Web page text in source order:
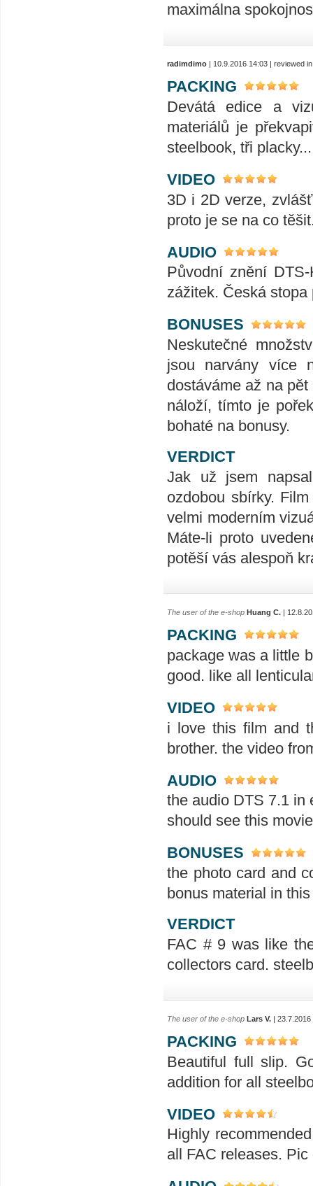
maximálna
radimdimo | 10.9.2016 14:03 | reviewed
PACKING
Devátá edice a
materiálů je
steelbook, tři
VIDEO
3D i 2D verze,
proto je se na co
AUDIO
Původní znění
zážitek. Česká
BONUSES
Neskutečné
jsou narvány více
dostáváme až na
náloží, tímto je
bohaté na bonusy.
VERDICT
Jak už jsem
ozdobou sbírky.
velmi moderním
Máte-li proto
potěší vás alespoň
The user of the e-shop Huang C. |
PACKING
package was a little
good. like all
VIDEO
i love this film and
brother. the video
AUDIO
the audio DTS 7.1 in
should see this
BONUSES
the photo card and
bonus material in
VERDICT
FAC # 9 was like
collectors card.
The user of the e-shop Lars V. | 23.7.2016
PACKING
Beautiful full slip.
addition for all
VIDEO
Highly
all FAC releases.